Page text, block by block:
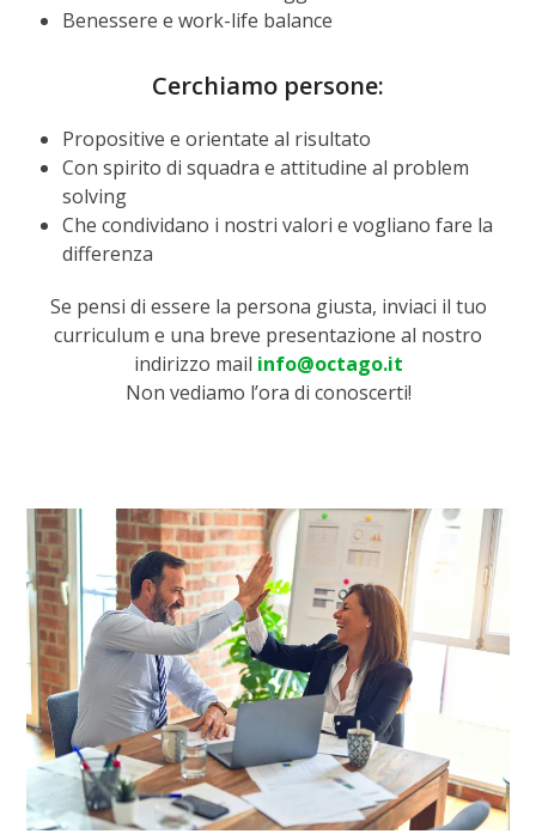
Benessere e work-life balance
Cerchiamo persone:
Propositive e orientate al risultato
Con spirito di squadra e attitudine al problem
solving
Che condividano i nostri valori e vogliano fare la
differenza
Se pensi di essere la persona giusta, inviaci il tuo
curriculum e una breve presentazione al nostro
indirizzo mail info@octago.it
Non vediamo l’ora di conoscerti!